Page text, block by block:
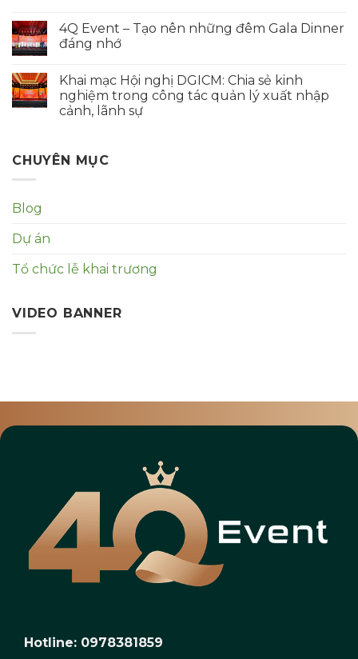
4Q Event – Tạo nên những đêm Gala Dinner
đáng nhớ
Khai mạc Hội nghị DGICM: Chia sẻ kinh
nghiệm trong công tác quản lý xuất nhập
cảnh, lãnh sự
CHUYÊN MỤC
Blog
Dự án
Tổ chức lễ khai trương
VIDEO BANNER
Hotline: 0978381859